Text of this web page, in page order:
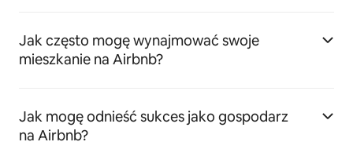
Jak często mogę wynajmować swoje
mieszkanie na Airbnb?
Jak mogę odnieść sukces jako gospodarz
na Airbnb?